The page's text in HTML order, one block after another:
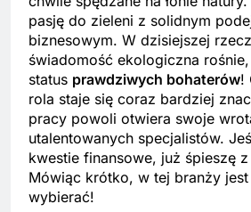
pasję do zieleni z solidnym
biznesowym. W dzisiejszej
świadomość ekologiczna
status prawdziwych bohaterów!
rola staje się coraz bardziej
pracy powoli otwiera swoje
utalentowanych specjalistów.
kwestie finansowe, już śpieszę
Mówiąc krótko, w tej branży
wybierać!